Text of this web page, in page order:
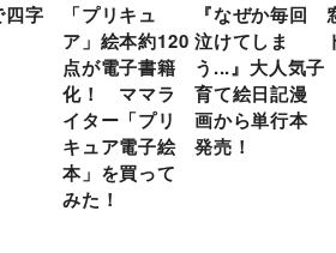
四字
「プリキュ
ア」絵本約120
点が電子書籍
化！ ママラ
イター「プリ
キュア電子絵
本」を買って
みた！
『なぜか毎回
泣けてしま
う...』大人気子
育て絵日記漫
画から単行本
発売！